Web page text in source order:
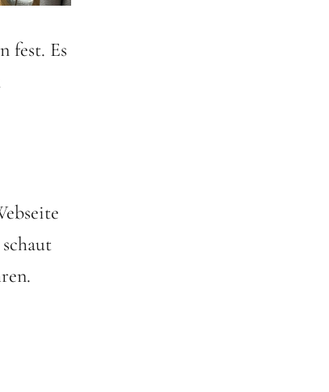
fest. Es